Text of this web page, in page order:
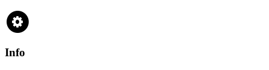
Info